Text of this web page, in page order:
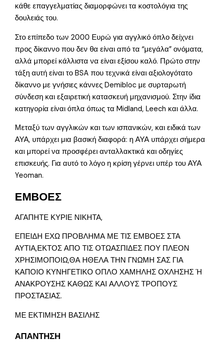
κάθε επαγγελματίας διαμορφώνει τα κοστολόγια της
δουλειάς του.
Στο επίπεδο των 2000 Ευρώ για αγγλικό όπλο δείχνει
προς δίκαννο που δεν θα είναι από τα “μεγάλα” ονόματα,
αλλά μπορεί κάλλιστα να είναι εξίσου καλό. Πρώτο στην
τάξη αυτή είναι το BSA που τεχνικά είναι αξιολογότατο
δίκαννο με γνήσιες κάννες Demibloc με συρταρωτή
σύνδεση και εξαιρετική κατασκευή μηχανισμού. Στην ίδια
κατηγορία είναι όπλα όπως τα Midland, Leech και άλλα.
Μεταξύ των αγγλικών και των ισπανικών, και ειδικά των
ΑΥΑ, υπάρχει μια βασική διαφορά: η ΑΥΑ υπάρχει σήμερα
και μπορεί να προσφέρει ανταλλακτικά και οδηγίες
επισκευής. Για αυτό το λόγο η κρίση γέρνει υπέρ του ΑΥΑ
Yeoman.
ΕΜΒΟΕΣ
ΑΓΑΠΗΤΕ ΚΥΡΙΕ ΝΙΚΗΤΑ,
ΕΠΕΙΔΗ ΕΧΩ ΠΡΟΒΛΗΜΑ ΜΕ ΤΙΣ ΕΜΒΟΕΣ ΣΤΑ
ΑΥΤΙΑ,ΕΚΤΟΣ ΑΠΟ ΤΙΣ ΟΤΩΑΣΠΙΔΕΣ ΠΟΥ ΠΛΕΟΝ
ΧΡΗΣΙΜΟΠΟΙΩ,ΘΑ ΗΘΕΛΑ ΤΗΝ ΓΝΩΜΗ ΣΑΣ ΓΙΑ
ΚΑΠΟΙΟ ΚΥΝΗΓΕΤΙΚΟ ΟΠΛΟ ΧΑΜΗΛΗΣ ΟΧΛΗΣΗΣ Ή
ΑΝΑΚΡΟΥΣΗΣ ΚΑΘΩΣ ΚΑΙ ΑΛΛΟΥΣ ΤΡΟΠΟΥΣ
ΠΡΟΣΤΑΣΙΑΣ.
ΜΕ ΕΚΤΙΜΗΣΗ ΒΑΣΙΛΗΣ
ΑΠΑΝΤΗΣΗ